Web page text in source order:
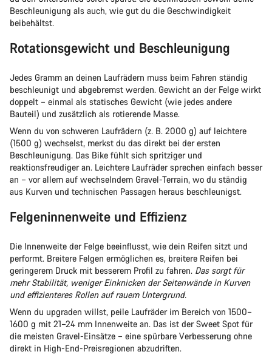
Beschleunigung als auch, wie gut du die Geschwindigkeit
beibehältst.
Rotationsgewicht und Beschleunigung
Jedes Gramm an deinen Laufrädern muss beim Fahren ständig
beschleunigt und abgebremst werden. Gewicht an der Felge wirkt
doppelt – einmal als statisches Gewicht (wie jedes andere
Bauteil) und zusätzlich als rotierende Masse.
Wenn du von schweren Laufrädern (z. B. 2000 g) auf leichtere
(1500 g) wechselst, merkst du das direkt bei der ersten
Beschleunigung. Das Bike fühlt sich spritziger und
reaktionsfreudiger an. Leichtere Laufräder sprechen einfach besser
an – vor allem auf wechselndem Gravel-Terrain, wo du ständig
aus Kurven und technischen Passagen heraus beschleunigst.
Felgeninnenweite und Effizienz
Die Innenweite der Felge beeinflusst, wie dein Reifen sitzt und
performt. Breitere Felgen ermöglichen es, breitere Reifen bei
geringerem Druck mit besserem Profil zu fahren. Das sorgt für
mehr Stabilität, weniger Einknicken der Seitenwände in Kurven
und effizienteres Rollen auf rauem Untergrund.
Wenn du upgraden willst, peile Laufräder im Bereich von 1500–
1600 g mit 21–24 mm Innenweite an. Das ist der Sweet Spot für
die meisten Gravel-Einsätze – eine spürbare Verbesserung ohne
direkt in High-End-Preisregionen abzudriften.